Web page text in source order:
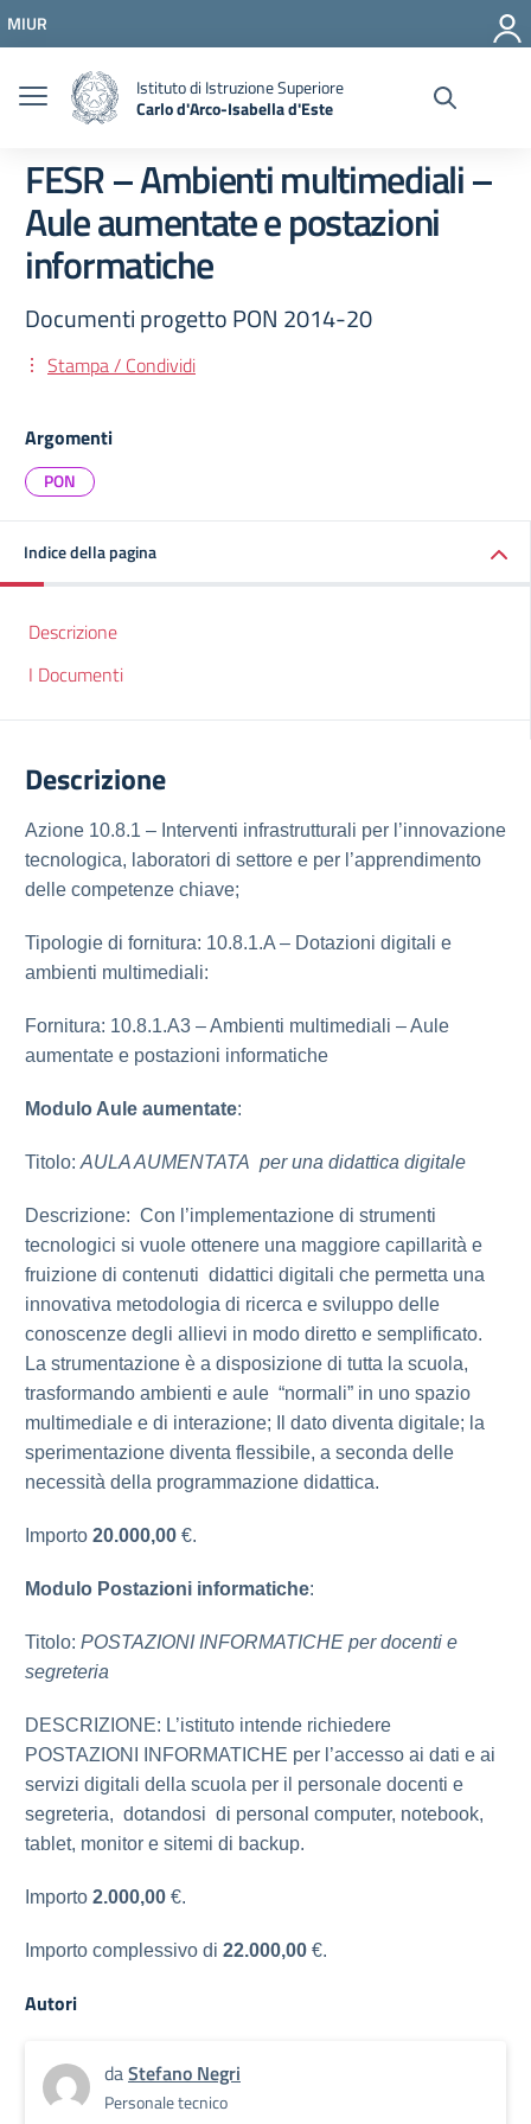
Vai al menu di navigazione
Vai al footer
MIUR
Istituto di Istruzione Superiore
Carlo d'Arco-Isabella d'Este
FESR – Ambienti multimediali –
Aule aumentate e postazioni
informatiche
Documenti progetto PON 2014-20
Stampa / Condividi
Argomenti
PON
Indice della pagina
Descrizione
I Documenti
Descrizione
Azione 10.8.1 – Interventi infrastrutturali per l’innovazione
tecnologica, laboratori di settore e per l’apprendimento
delle competenze chiave;
Tipologie di fornitura: 10.8.1.A – Dotazioni digitali e
ambienti multimediali:
Fornitura: 10.8.1.A3 – Ambienti multimediali – Aule
aumentate e postazioni informatiche
Modulo Aule aumentate:
Titolo: AULA AUMENTATA per una didattica digitale
Descrizione: Con l’implementazione di strumenti
tecnologici si vuole ottenere una maggiore capillarità e
fruizione di contenuti didattici digitali che permetta una
innovativa metodologia di ricerca e sviluppo delle
conoscenze degli allievi in modo diretto e semplificato.
La strumentazione è a disposizione di tutta la scuola,
trasformando ambienti e aule “normali” in uno spazio
multimediale e di interazione; Il dato diventa digitale; la
sperimentazione diventa flessibile, a seconda delle
necessità della programmazione didattica.
Importo 20.000,00 €.
Modulo Postazioni informatiche:
Titolo: POSTAZIONI INFORMATICHE per docenti e
segreteria
DESCRIZIONE: L’istituto intende richiedere
POSTAZIONI INFORMATICHE per l’accesso ai dati e ai
servizi digitali della scuola per il personale docenti e
segreteria, dotandosi di personal computer, notebook,
tablet, monitor e sitemi di backup.
Importo 2.000,00 €.
Importo complessivo di 22.000,00 €.
Autori
daStefano Negri
Personale tecnico